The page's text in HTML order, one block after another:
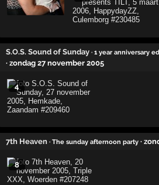
S.O.S. Sound of Sunday · 1 year anniversary
· zondag 27 november 2005
4
7th Heaven · The sunday afternoon party ·
8